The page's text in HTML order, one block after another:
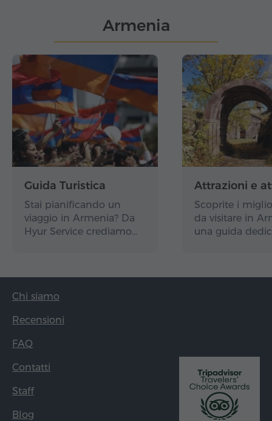
Armenia
Guida Turistica
Stai pianificando un
viaggio in Armenia? Da
Hyur Service crediamo…
Attrazioni e
Scoprite i
da visitare in
una guida
Chi siamo
Recensioni
FAQ
Contatti
Staff
Blog